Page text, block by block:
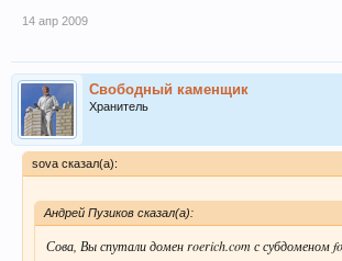
14 апр 2009
Свободный каменщик
Хранитель
sova сказал(а):
Андрей Пузиков сказал(а):
Сова, Вы спутали домен roerich.com с субдоменом